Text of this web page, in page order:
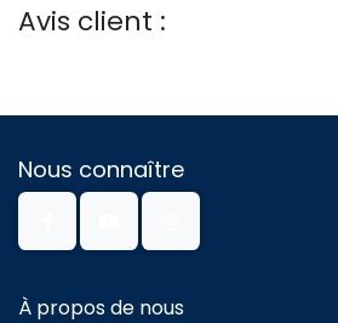
Avis client :
Nous connaître
À propos de nous